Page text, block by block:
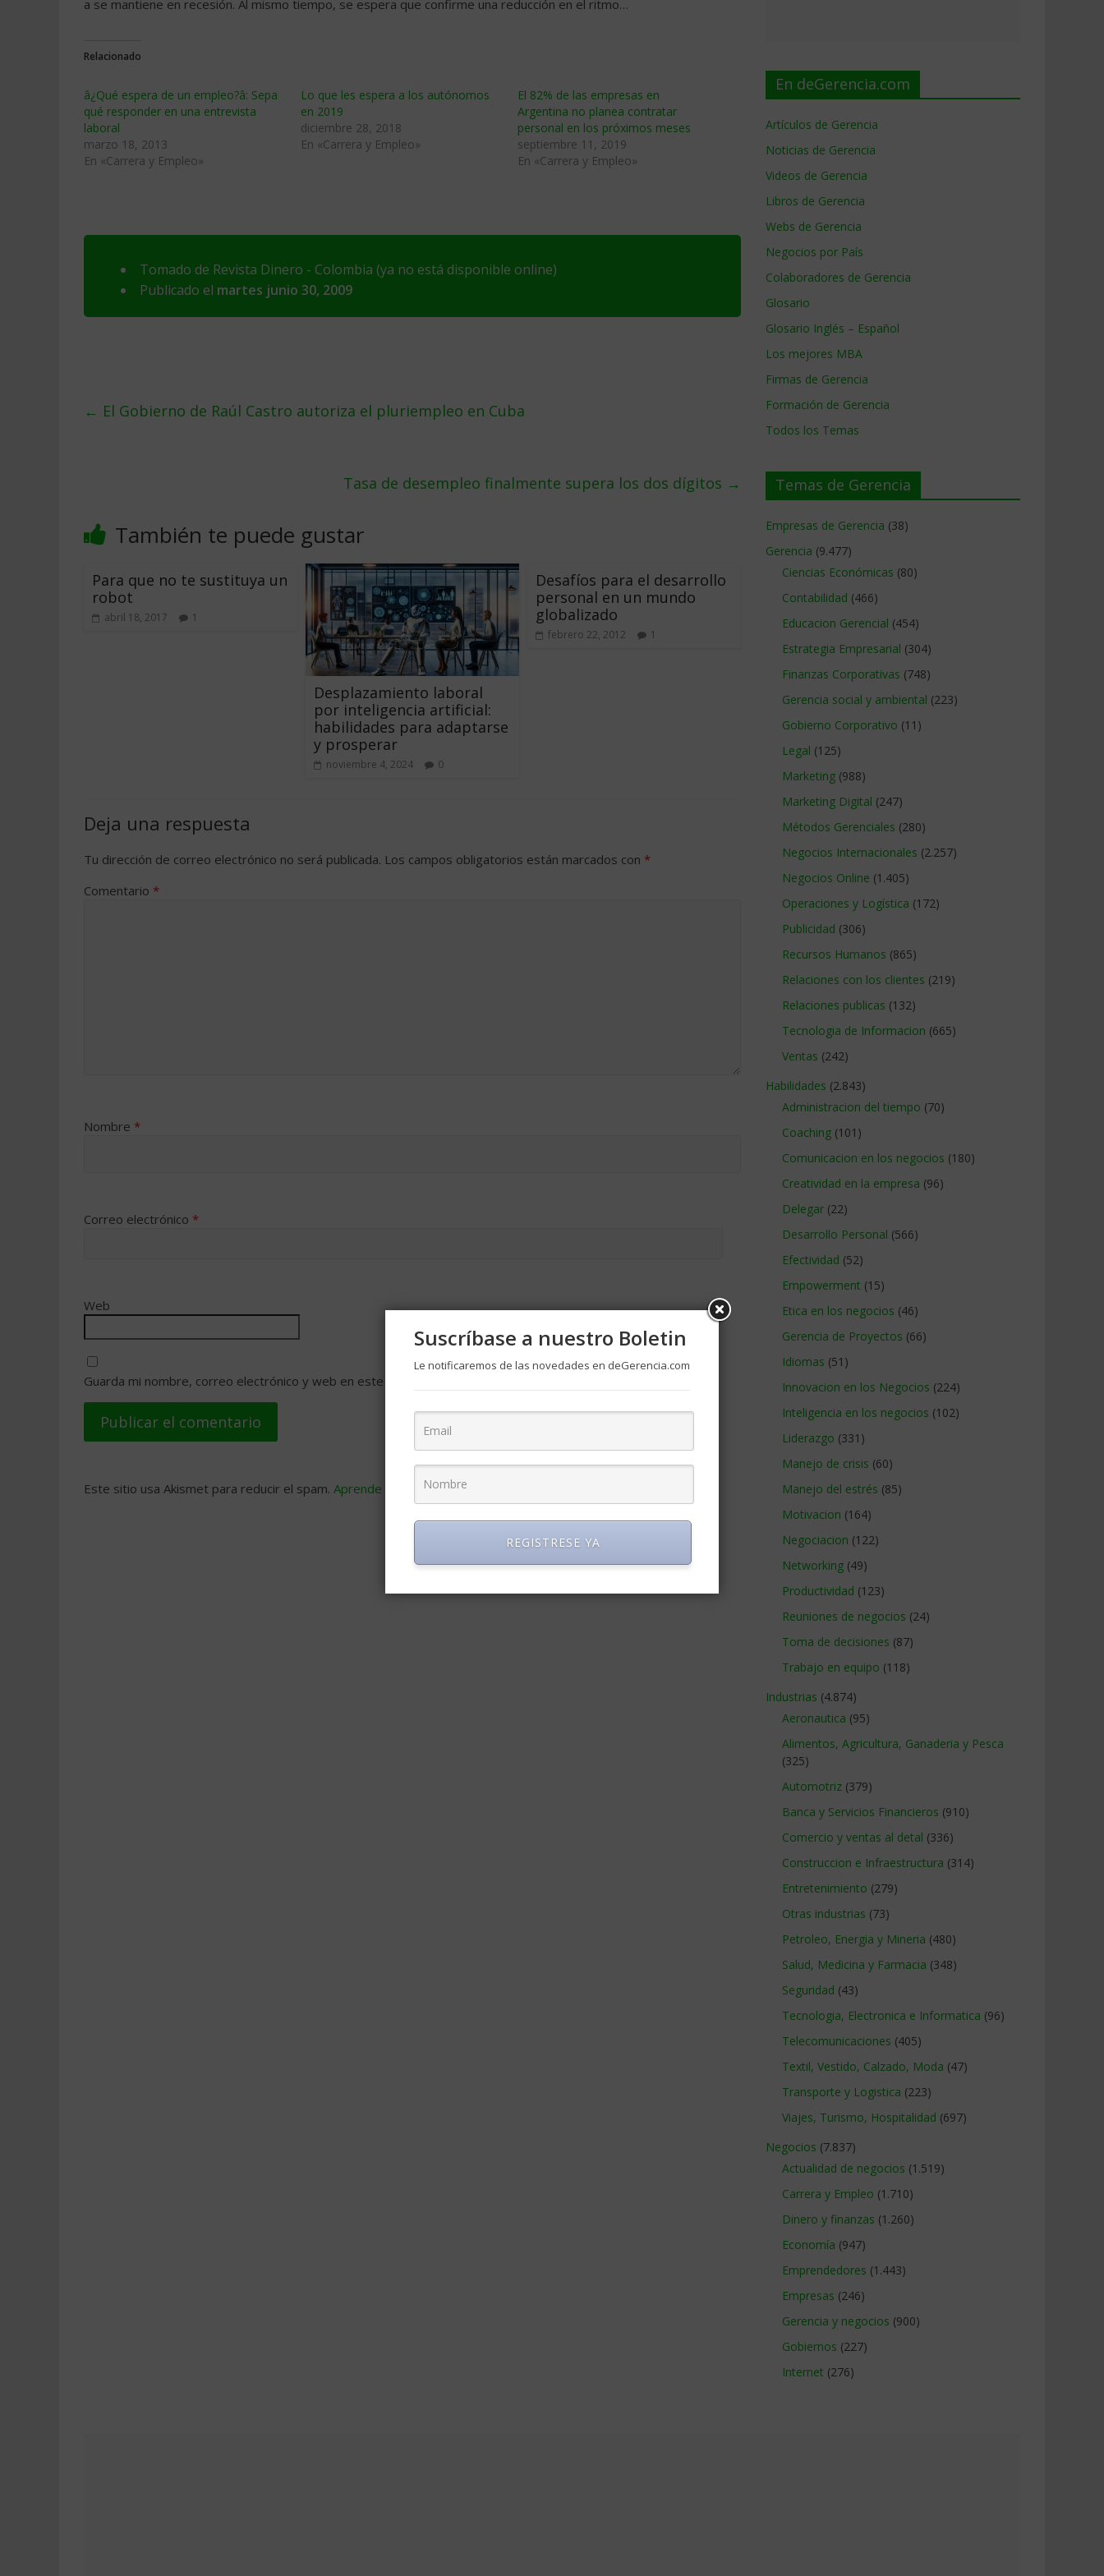
a se mantiene en recesión. Al mismo tiempo, se espera que confirme una reducción en el ritmo…
Relacionado
â¿Qué espera de un empleo?â: Sepa
qué responder en una entrevista
laboral
marzo 18, 2013
En «Carrera y Empleo»
Lo que les espera a los autónomos
en 2019
diciembre 28, 2018
En «Carrera y Empleo»
El 82% de las empresas en
Argentina no planea contratar
personal en los próximos meses
septiembre 11, 2019
En «Carrera y Empleo»
Tomado de Revista Dinero - Colombia (ya no está disponible online)
Publicado el martes junio 30, 2009
← El Gobierno de Raúl Castro autoriza el pluriempleo en Cuba
Tasa de desempleo finalmente supera los dos dí­gitos →
También te puede gustar
Para que no te sustituya un
robot
abril 18, 2017 1
Desplazamiento laboral
por inteligencia artificial:
habilidades para adaptarse
y prosperar
noviembre 4, 2024 0
Desafíos para el desarrollo
personal en un mundo
globalizado
febrero 22, 2012 1
Deja una respuesta
Tu dirección de correo electrónico no será publicada. Los campos obligatorios están marcados con *
Comentario *
Nombre *
Correo electrónico *
Web
Guarda mi nombre, correo electrónico y web en este navegador para la próxima vez que comente.
Este sitio usa Akismet para reducir el spam. Aprende cómo se procesan los datos de tus comentarios
En deGerencia.com
Artículos de Gerencia
Noticias de Gerencia
Videos de Gerencia
Libros de Gerencia
Webs de Gerencia
Negocios por País
Colaboradores de Gerencia
Glosario
Glosario Inglés – Español
Los mejores MBA
Firmas de Gerencia
Formación de Gerencia
Todos los Temas
Temas de Gerencia
Empresas de Gerencia (38)
Gerencia (9.477)
Ciencias Económicas (80)
Contabilidad (466)
Educacion Gerencial (454)
Estrategia Empresarial (304)
Finanzas Corporativas (748)
Gerencia social y ambiental (223)
Gobierno Corporativo (11)
Legal (125)
Marketing (988)
Marketing Digital (247)
Métodos Gerenciales (280)
Negocios Internacionales (2.257)
Negocios Online (1.405)
Operaciones y Logística (172)
Publicidad (306)
Recursos Humanos (865)
Relaciones con los clientes (219)
Relaciones publicas (132)
Tecnologia de Informacion (665)
Ventas (242)
Habilidades (2.843)
Administracion del tiempo (70)
Coaching (101)
Comunicacion en los negocios (180)
Creatividad en la empresa (96)
Delegar (22)
Desarrollo Personal (566)
Efectividad (52)
Empowerment (15)
Etica en los negocios (46)
Gerencia de Proyectos (66)
Idiomas (51)
Innovacion en los Negocios (224)
Inteligencia en los negocios (102)
Liderazgo (331)
Manejo de crisis (60)
Manejo del estrés (85)
Motivacion (164)
Negociacion (122)
Networking (49)
Productividad (123)
Reuniones de negocios (24)
Toma de decisiones (87)
Trabajo en equipo (118)
Industrias (4.874)
Aeronautica (95)
Alimentos, Agricultura, Ganaderia y Pesca
(325)
Automotriz (379)
Banca y Servicios Financieros (910)
Comercio y ventas al detal (336)
Construccion e Infraestructura (314)
Entretenimiento (279)
Otras industrias (73)
Petroleo, Energia y Mineria (480)
Salud, Medicina y Farmacia (348)
Seguridad (43)
Tecnologia, Electronica e Informatica (96)
Telecomunicaciones (405)
Textil, Vestido, Calzado, Moda (47)
Transporte y Logistica (223)
Viajes, Turismo, Hospitalidad (697)
Negocios (7.837)
Actualidad de negocios (1.519)
Carrera y Empleo (1.710)
Dinero y finanzas (1.260)
Economía (947)
Emprendedores (1.443)
Empresas (246)
Gerencia y negocios (900)
Gobiernos (227)
Internet (276)
Suscríbase a nuestro Boletin
Le notificaremos de las novedades en deGerencia.com
REGISTRESE YA